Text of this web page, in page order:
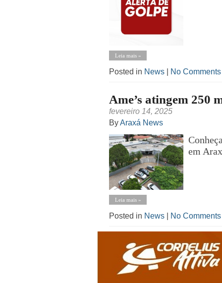
Leia mais »
Posted in News No
Ame’s atingem 250
fevereiro 14, 2025
ByAraxá News
em
Leia mais »
Posted in News No